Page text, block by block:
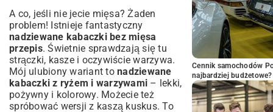
A co, jeśli nie jecie mięsa? Żaden
problem! Istnieje fantastyczny
nadziewane kabaczki bez mięsa
przepis. Świetnie sprawdzają się tu
strączki, kasze i oczywiście warzywa.
Mój ulubiony wariant to nadziewane
kabaczki z ryżem i warzywami – lekki,
pożywny i kolorowy. Możecie też
spróbować wersji z kaszą kuskus. To
Cennik samochodów
najbardziej budżetowe?